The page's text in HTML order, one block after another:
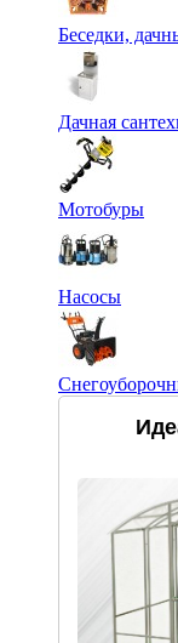
Беседки,
Дачная
Мотобуры
Насосы